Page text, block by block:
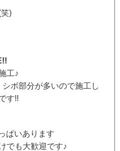
)
工♪
ボ部分が多いので施工し
す!!
ぱいあります
でも大歓迎です♪